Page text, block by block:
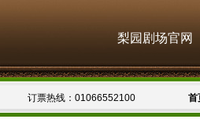
梨园剧场官网
订票热线：01066552100 首